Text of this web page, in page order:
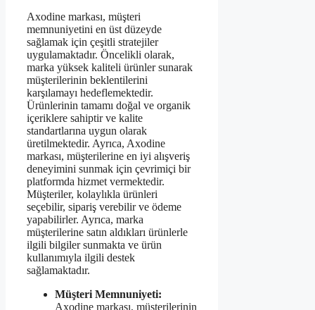
Axodine markası, müşteri
memnuniyetini en üst düzeyde
sağlamak için çeşitli stratejiler
uygulamaktadır. Öncelikli olarak,
marka yüksek kaliteli ürünler sunarak
müşterilerinin beklentilerini
karşılamayı hedeflemektedir.
Ürünlerinin tamamı doğal ve organik
içeriklere sahiptir ve kalite
standartlarına uygun olarak
üretilmektedir. Ayrıca, Axodine
markası, müşterilerine en iyi alışveriş
deneyimini sunmak için çevrimiçi bir
platformda hizmet vermektedir.
Müşteriler, kolaylıkla ürünleri
seçebilir, sipariş verebilir ve ödeme
yapabilirler. Ayrıca, marka
müşterilerine satın aldıkları ürünlerle
ilgili bilgiler sunmakta ve ürün
kullanımıyla ilgili destek
sağlamaktadır.
Müşteri Memnuniyeti:
Axodine markası, müşterilerinin